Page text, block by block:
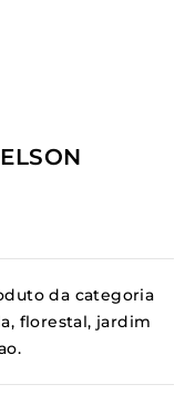
da categoria
florestal, jardim